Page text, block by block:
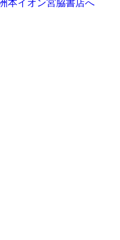
本イオン宮脇書店へ